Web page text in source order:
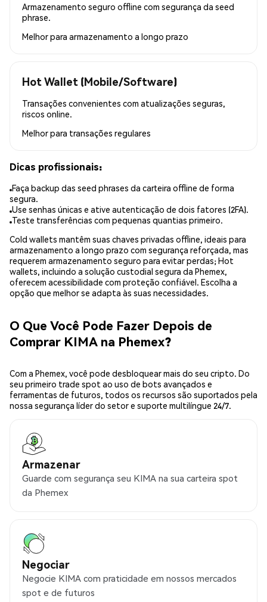
Armazenamento seguro offline com segurança da seed
phrase.
Melhor para armazenamento a longo prazo
Hot Wallet (Mobile/Software)
Transações convenientes com atualizações seguras,
riscos online.
Melhor para transações regulares
Dicas profissionais:
Faça backup das seed phrases da carteira offline de forma
segura.
Use senhas únicas e ative autenticação de dois fatores (2FA).
Teste transferências com pequenas quantias primeiro.
Cold wallets mantêm suas chaves privadas offline, ideais para
armazenamento a longo prazo com segurança reforçada, mas
requerem armazenamento seguro para evitar perdas; Hot
wallets, incluindo a solução custodial segura da Phemex,
oferecem acessibilidade com proteção confiável. Escolha a
opção que melhor se adapta às suas necessidades.
O Que Você Pode Fazer Depois de
Comprar KIMA na Phemex?
Com a Phemex, você pode desbloquear mais do seu cripto. Do
seu primeiro trade spot ao uso de bots avançados e
ferramentas de futuros, todos os recursos são suportados pela
nossa segurança líder do setor e suporte multilíngue 24/7.
Armazenar
Guarde com segurança seu KIMA na sua carteira spot
da Phemex
Negociar
Negocie KIMA com praticidade em nossos mercados
spot e de futuros